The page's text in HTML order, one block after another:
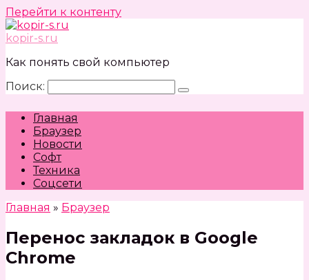
Перейти к контенту
kopir-s.ru
Как понять свой компьютер
Поиск:
Главная
Браузер
Новости
Софт
Техника
Соцсети
Главная » Браузер
Перенос закладок в Google
Chrome